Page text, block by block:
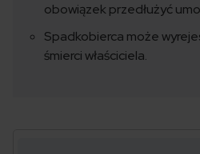
obowiązek przedłużyć
Spadkobierca może
śmierci właściciela.